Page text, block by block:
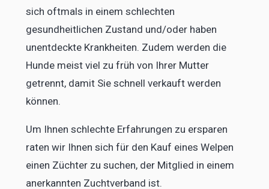
sich oftmals in einem schlechten
gesundheitlichen Zustand und/oder haben
unentdeckte Krankheiten. Zudem werden die
Hunde meist viel zu früh von Ihrer Mutter
getrennt, damit Sie schnell verkauft werden
können.
Um Ihnen schlechte Erfahrungen zu ersparen
raten wir Ihnen sich für den Kauf eines Welpen
einen Züchter zu suchen, der Mitglied in einem
anerkannten Zuchtverband ist.